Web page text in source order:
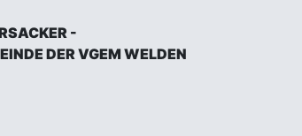
-
DER VGEM WELDEN